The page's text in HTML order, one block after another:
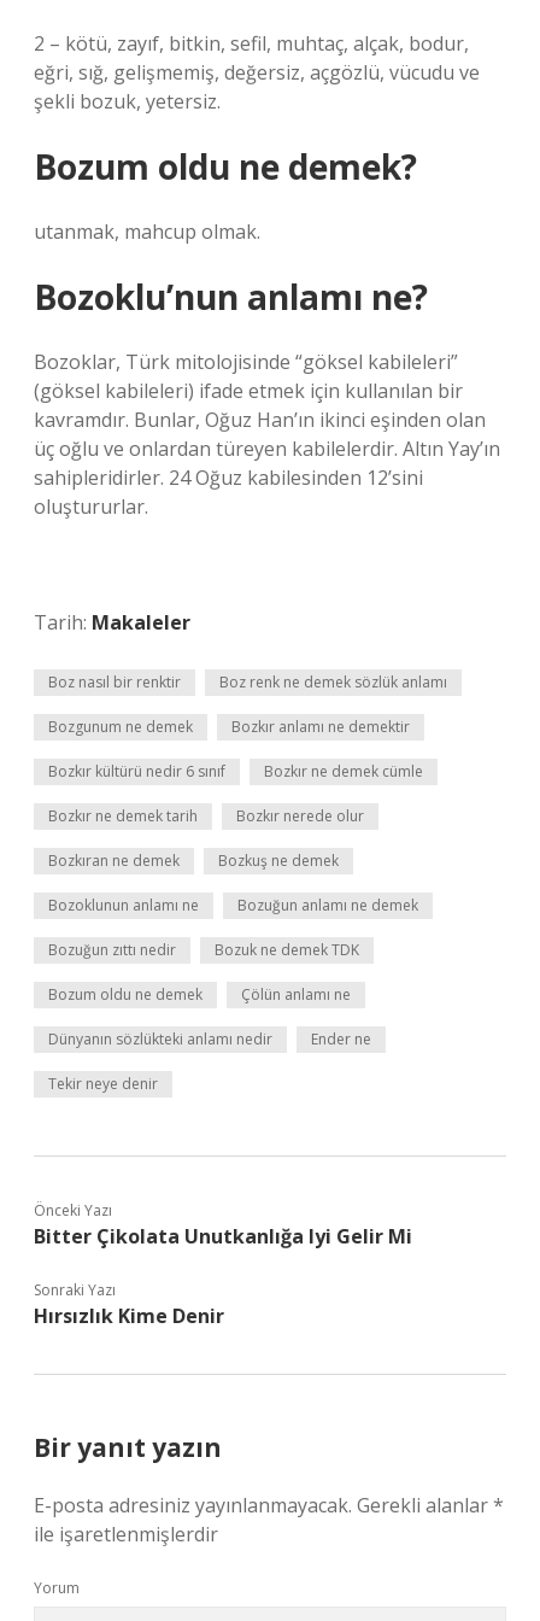
2 – kötü, zayıf, bitkin, sefil, muhtaç, alçak, bodur,
eğri, sığ, gelişmemiş, değersiz, açgözlü, vücudu ve
şekli bozuk, yetersiz.
Bozum oldu ne demek?
utanmak, mahcup olmak.
Bozoklu’nun anlamı ne?
Bozoklar, Türk mitolojisinde “göksel kabileleri”
(göksel kabileleri) ifade etmek için kullanılan bir
kavramdır. Bunlar, Oğuz Han’ın ikinci eşinden olan
üç oğlu ve onlardan türeyen kabilelerdir. Altın Yay’ın
sahipleridirler. 24 Oğuz kabilesinden 12’sini
oluştururlar.
Tarih: Makaleler
Boz nasıl bir renktir Boz renk ne demek sözlük anlamı
Bozgunum ne demek Bozkır anlamı ne demektir
Bozkır kültürü nedir 6 sınıf Bozkır ne demek cümle
Bozkır ne demek tarih Bozkır nerede olur
Bozkıran ne demek Bozkuş ne demek
Bozoklunun anlamı ne Bozuğun anlamı ne demek
Bozuğun zıttı nedir Bozuk ne demek TDK
Bozum oldu ne demek Çölün anlamı ne
Dünyanın sözlükteki anlamı nedir Ender ne
Tekir neye denir
Önceki Yazı
Bitter Çikolata Unutkanlığa Iyi Gelir Mi
Sonraki Yazı
Hırsızlık Kime Denir
Bir yanıt yazın
E-posta adresiniz yayınlanmayacak. Gerekli alanlar*
ile işaretlenmişlerdir
Yorum